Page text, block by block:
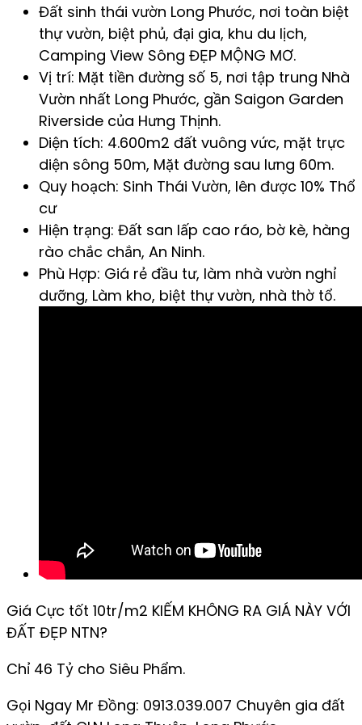
Đất sinh thái vườn Long Phước, nơi toàn biệt
thự vườn, biệt phủ, đại gia, khu du lịch,
Camping View Sông ĐẸP MỘNG MƠ.
Vị trí: Mặt tiền đường số 5, nơi tập trung Nhà
Vườn nhất Long Phước, gần Saigon Garden
Riverside của Hưng Thịnh.
Diện tích: 4.600m2 đất vuông vức, mặt trực
diện sông 50m, Mặt đường sau lưng 60m.
Quy hoạch: Sinh Thái Vườn, lên được 10% Thổ
cư
Hiện trạng: Đất san lấp cao ráo, bờ kè, hàng
rào chắc chắn, An Ninh.
Phù Hợp: Giá rẻ đầu tư, làm nhà vườn nghỉ
dưỡng, Làm kho, biệt thự vườn, nhà thờ tổ.
Giá Cực tốt 10tr/m2 KIẾM KHÔNG RA GIÁ NÀY VỚI
ĐẤT ĐẸP NTN?
Chỉ 46 Tỷ cho Siêu Phẩm.
Gọi Ngay Mr Đồng: 0913.039.007 Chuyên gia đất